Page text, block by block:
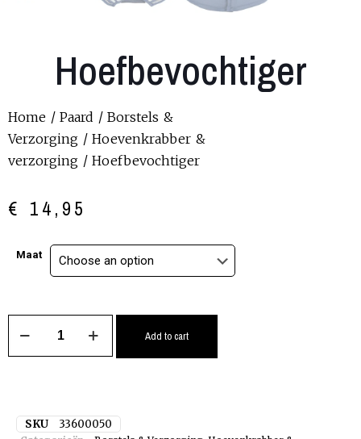
Hoefbevochtiger
Home /Paard /Borstels &
Verzorging /Hoevenkrabber &
verzorging / Hoefbevochtiger
€ 14,95
Maat
Add to cart
SKU 33600050